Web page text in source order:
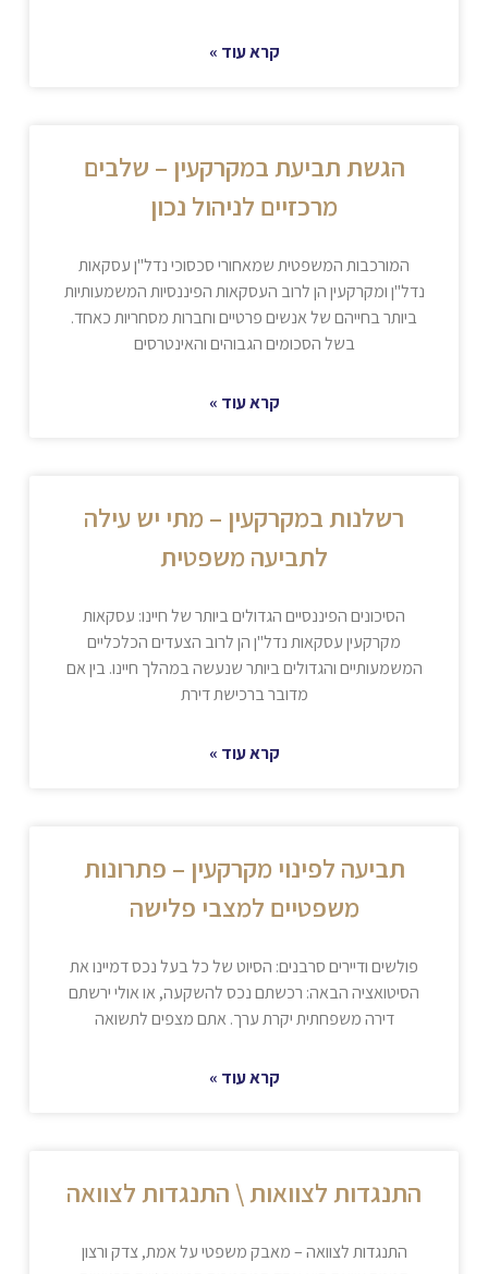
קרא עוד »
הגשת תביעת במקרקעין – שלבים
מרכזיים לניהול נכון
המורכבות המשפטית שמאחורי סכסוכי נדל"ן עסקאות
נדל"ן ומקרקעין הן לרוב העסקאות הפיננסיות המשמעותיות
ביותר בחייהם של אנשים פרטיים וחברות מסחריות כאחד.
בשל הסכומים הגבוהים והאינטרסים
קרא עוד »
רשלנות במקרקעין – מתי יש עילה
לתביעה משפטית
הסיכונים הפיננסיים הגדולים ביותר של חיינו: עסקאות
מקרקעין עסקאות נדל"ן הן לרוב הצעדים הכלכליים
המשמעותיים והגדולים ביותר שנעשה במהלך חיינו. בין אם
מדובר ברכישת דירת
קרא עוד »
תביעה לפינוי מקרקעין – פתרונות
משפטיים למצבי פלישה
פולשים ודיירים סרבנים: הסיוט של כל בעל נכס דמיינו את
הסיטואציה הבאה: רכשתם נכס להשקעה, או אולי ירשתם
דירה משפחתית יקרת ערך. אתם מצפים לתשואה
קרא עוד »
התנגדות לצוואות \ התנגדות לצוואה
התנגדות לצוואה – מאבק משפטי על אמת, צדק ורצון